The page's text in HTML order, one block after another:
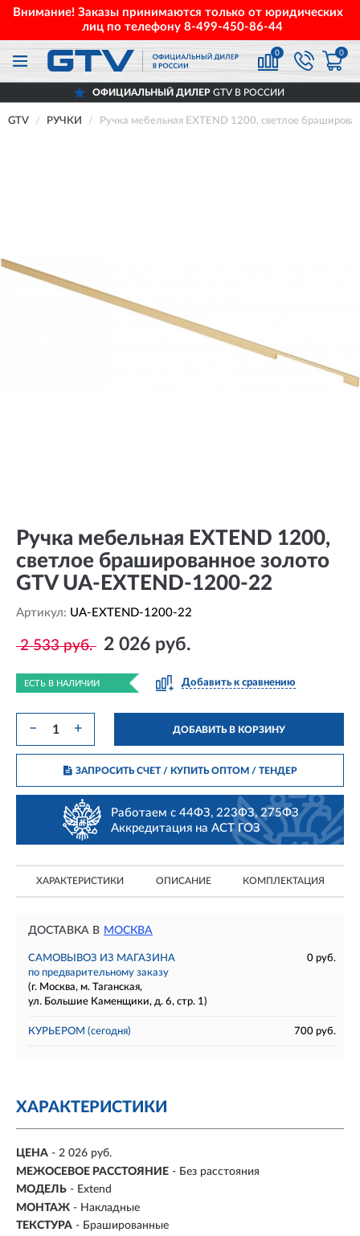
Внимание! Заказы принимаются только от юридических
лиц по телефону 8-499-450-86-44
0 0
ОФИЦИАЛЬНЫЙ ДИЛЕР GTV В РОССИИ
GTV РУЧКИ Ручка мебельная EXTEND 1200, светлое
Ручка мебельная EXTEND 1200,
светлое брашированное золото
GTV UA-EXTEND-1200-22
Артикул: UA-EXTEND-1200-22
2 533 руб. 2 026 руб.
ЕСТЬ В НАЛИЧИИ Добавить к сравнению
− + ДОБАВИТЬ В КОРЗИНУ
ЗАПРОСИТЬ СЧЕТ / КУПИТЬ ОПТОМ/ ТЕНДЕР
Работаем с 44ФЗ, 223ФЗ, 275ФЗ
Аккредитация на АСТ ГОЗ
ХАРАКТЕРИСТИКИ ОПИСАНИЕ КОМПЛЕКТАЦИЯ
ДОСТАВКА В МОСКВА
САМОВЫВОЗ ИЗ МАГАЗИНА
0 руб.
по предварительному заказу
(г. Москва, м. Таганская,
ул. Большие Каменщики, д. 6, стр. 1)
КУРЬЕРОМ (сегодня) 700 руб.
ХАРАКТЕРИСТИКИ
ЦЕНА - 2 026 руб.
МЕЖОСЕВОЕ РАССТОЯНИЕ - Без расстояния
МОДЕЛЬ - Extend
МОНТАЖ - Накладные
ТЕКСТУРА - Брашированные